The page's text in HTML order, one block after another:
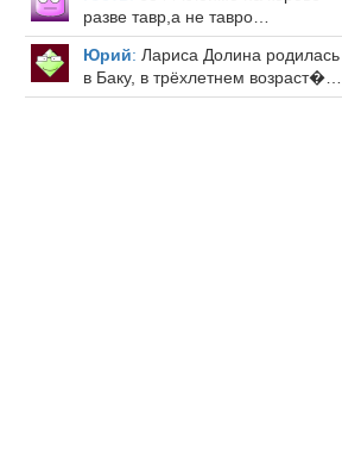
разве тавр,а не тавро…
Юрий: Лариса Долина родилась
в Баку, в трёхлетнем возраст�…